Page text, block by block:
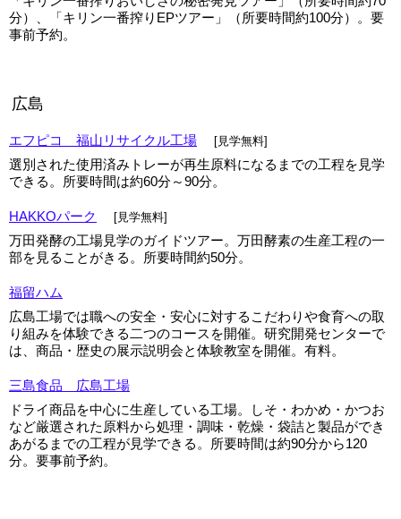
分）、「キリン一番搾りEPツアー」（所要時間約100分）。要
事前予約。
広島
エフピコ 福山リサイクル工場 [見学無料]
選別された使用済みトレーが再生原料になるまでの工程を見学
できる。所要時間は約60分～90分。
HAKKOパーク [見学無料]
万田発酵の工場見学のガイドツアー。万田酵素の生産工程の一
部を見ることがきる。所要時間約50分。
福留ハム
広島工場では職への安全・安心に対するこだわりや食育への取
り組みを体験できる二つのコースを開催。研究開発センターで
は、商品・歴史の展示説明会と体験教室を開催。有料。
三島食品 広島工場
ドライ商品を中心に生産している工場。しそ・わかめ・かつお
など厳選された原料から処理・調味・乾燥・袋詰と製品ができ
あがるまでの工程が見学できる。所要時間は約90分から120
分。要事前予約。